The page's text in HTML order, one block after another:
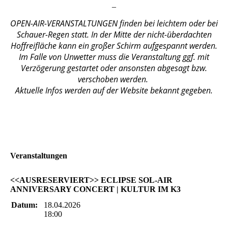
OPEN-AIR-VERANSTALTUNGEN finden bei leichtem oder bei
Schauer-Regen statt. In der Mitte der nicht-überdachten
Hoffreifläche kann ein großer Schirm aufgespannt werden.
Im Falle von Unwetter muss die Veranstaltung ggf. mit
Verzögerung gestartet oder ansonsten abgesagt bzw.
verschoben werden.
Aktuelle Infos werden auf der Website bekannt gegeben.
Veranstaltungen
<<AUSRESERVIERT>> ECLIPSE SOL-AIR
ANNIVERSARY CONCERT | KULTUR IM K3
Datum:
18.04.2026
18:00